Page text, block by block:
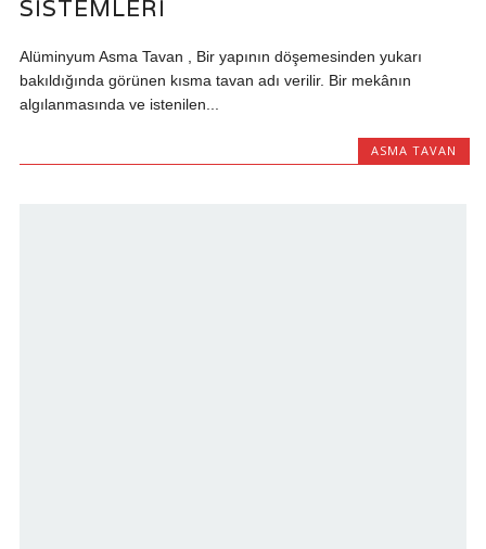
SISTEMLERI
Alüminyum Asma Tavan , Bir yapının döşemesinden yukarı
bakıldığında görünen kısma tavan adı verilir. Bir mekânın
algılanmasında ve istenilen...
ASMA TAVAN